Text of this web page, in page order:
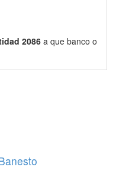
2086 a que banco o